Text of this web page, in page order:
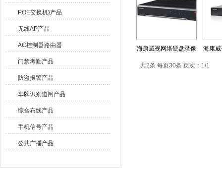
POE交换机}产品
无线AP产品
AC控制器路由器
门禁考勤产品
防盗报警产品
车牌识别道闸产品
综合布线产品
手机信号产品
公共广播产品
海康威视网络硬盘录像 海康
共2条 每页30条 页次：1/1